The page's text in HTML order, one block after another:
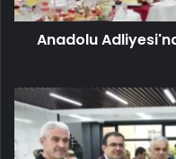
Anadolu